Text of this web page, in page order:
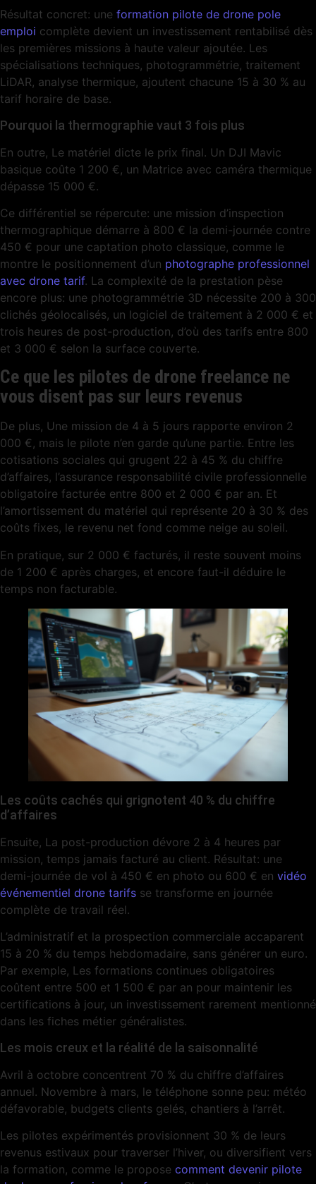
Résultat concret: une formation pilote de drone pole
emploi complète devient un investissement rentabilisé dès
les premières missions à haute valeur ajoutée. Les
spécialisations techniques, photogrammétrie, traitement
LiDAR, analyse thermique, ajoutent chacune 15 à 30 % au
tarif horaire de base.
Pourquoi la thermographie vaut 3 fois plus
En outre, Le matériel dicte le prix final. Un DJI Mavic
basique coûte 1 200 €, un Matrice avec caméra thermique
dépasse 15 000 €.
Ce différentiel se répercute: une mission d’inspection
thermographique démarre à 800 € la demi-journée contre
450 € pour une captation photo classique, comme le
montre le positionnement d’un photographe professionnel
avec drone tarif. La complexité de la prestation pèse
encore plus: une photogrammétrie 3D nécessite 200 à 300
clichés géolocalisés, un logiciel de traitement à 2 000 € et
trois heures de post-production, d’où des tarifs entre 800
et 3 000 € selon la surface couverte.
Ce que les pilotes de drone freelance ne
vous disent pas sur leurs revenus
De plus, Une mission de 4 à 5 jours rapporte environ 2
000 €, mais le pilote n’en garde qu’une partie. Entre les
cotisations sociales qui grugent 22 à 45 % du chiffre
d’affaires, l’assurance responsabilité civile professionnelle
obligatoire facturée entre 800 et 2 000 € par an. Et
l’amortissement du matériel qui représente 20 à 30 % des
coûts fixes, le revenu net fond comme neige au soleil.
En pratique, sur 2 000 € facturés, il reste souvent moins
de 1 200 € après charges, et encore faut-il déduire le
temps non facturable.
Les coûts cachés qui grignotent 40 % du chiffre
d’affaires
Ensuite, La post-production dévore 2 à 4 heures par
mission, temps jamais facturé au client. Résultat: une
demi-journée de vol à 450 € en photo ou 600 € en vidéo
événementiel drone tarifs se transforme en journée
complète de travail réel.
L’administratif et la prospection commerciale accaparent
15 à 20 % du temps hebdomadaire, sans générer un euro.
Par exemple, Les formations continues obligatoires
coûtent entre 500 et 1 500 € par an pour maintenir les
certifications à jour, un investissement rarement mentionné
dans les fiches métier généralistes.
Les mois creux et la réalité de la saisonnalité
Avril à octobre concentrent 70 % du chiffre d’affaires
annuel. Novembre à mars, le téléphone sonne peu: météo
défavorable, budgets clients gelés, chantiers à l’arrêt.
Les pilotes expérimentés provisionnent 30 % de leurs
revenus estivaux pour traverser l’hiver, ou diversifient vers
la formation, comme le propose comment devenir pilote